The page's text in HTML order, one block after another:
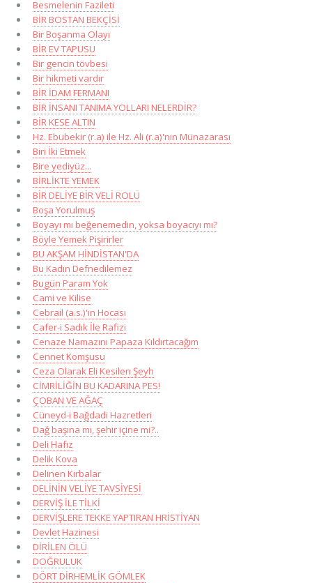
Besmelenin Fazileti
BİR BOSTAN BEKÇİSİ
Bir Boşanma Olayı
BİR EV TAPUSU
Bir gencin tövbesi
Bir hikmeti vardır
BİR İDAM FERMANI
BİR İNSANI TANIMA YOLLARI NELERDİR?
BİR KESE ALTIN
Hz. Ebubekir (r.a) ile Hz. Ali (r.a)'nın Münazarası
Biri İki Etmek
Bire yediyüz...
BİRLİKTE YEMEK
BİR DELİYE BİR VELİ ROLÜ
Boşa Yorulmuş
Boyayı mı beğenemedin, yoksa boyacıyı mı?
Böyle Yemek Pişirirler
BU AKŞAM HİNDİSTAN'DA
Bu Kadın Defnedilemez
Bugün Param Yok
Cami ve Kilise
Cebrail (a.s.)'ın Hocası
Cafer-i Sadık İle Rafizi
Cenaze Namazını Papaza Kıldırtacağım
Cennet Komşusu
Ceza Olarak Eli Kesilen Şeyh
CİMRİLİĞİN BU KADARINA PES!
ÇOBAN VE AĞAÇ
Cüneyd-i Bağdadi Hazretleri
Dağ başına mı, şehir içine mi?..
Deli Hafız
Delik Kova
Delinen Kırbalar
DELİNİN VELİYE TAVSİYESİ
DERVİŞ İLE TİLKİ
DERVİŞLERE TEKKE YAPTIRAN HRİSTİYAN
Devlet Hazinesi
DİRİLEN ÖLÜ
DOĞRULUK
DÖRT DİRHEMLİK GÖMLEK